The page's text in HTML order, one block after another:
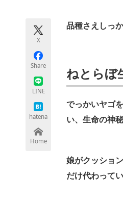
X
Share
LINE
hatena
Home
品種さえしっ
ねとらぼ
でっかいヤゴ
い、生命の神
娘がクッショ
だけ代わって